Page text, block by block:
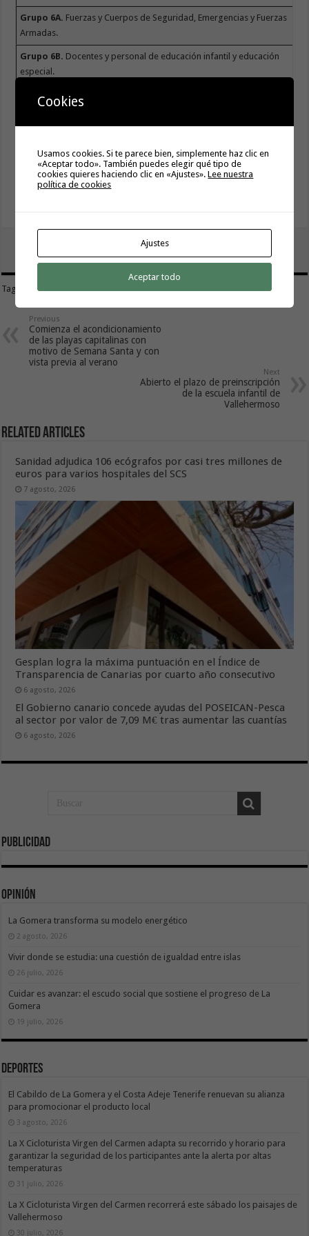
Grupo 6A. Fuerzas y Cuerpos de Seguridad, Emergencias y Fuerzas
Armadas.
Grupo 6B. Docentes y personal de educación infantil y educación
especial.
Grupo 6C. Docentes y personal de educación primaria y
secundaria.
riesgo al to de COVID-19 grave .
Grupo 8.Personas de 56-59 años.
Tags VACUNAS CONTRA LA COVID-19
Previous
Comienza el acondicionamiento
de las playas capitalinas con
motivo de Semana Santa y con
vista previa al verano
Next
Abierto el plazo de preinscripción
de la escuela infantil de
Vallehermoso
Related Articles
Sanidad adjudica 106 ecógrafos por casi tres millones de
euros para varios hospitales del SCS
7 agosto, 2026
Gesplan logra la máxima puntuación en el Índice de
Transparencia de Canarias por cuarto año consecutivo
6 agosto, 2026
El Gobierno canario concede ayudas del POSEICAN-Pesca
al sector por valor de 7,09 M€ tras aumentar las cuantías
6 agosto, 2026
Publicidad
Opinión
La Gomera transforma su modelo energético
2 agosto, 2026
Vivir donde se estudia: una cuestión de igualdad entre islas
26 julio, 2026
Cuidar es avanzar: el escudo social que sostiene el progreso de La
Gomera
19 julio, 2026
Deportes
El Cabildo de La Gomera y el Costa Adeje Tenerife renuevan su alianza
para promocionar el producto local
3 agosto, 2026
La X Cicloturista Virgen del Carmen adapta su recorrido y horario para
garantizar la seguridad de los participantes ante la alerta por altas
temperaturas
31 julio, 2026
La X Cicloturista Virgen del Carmen recorrerá este sábado los paisajes de
Vallehermoso
30 julio, 2026
Cookies
Usamos cookies. Si te parece bien, simplemente haz clic en
«Aceptar todo». También puedes elegir qué tipo de
cookies quieres haciendo clic en «Ajustes».Lee nuestra
política de cookies
Ajustes
Aceptar todo